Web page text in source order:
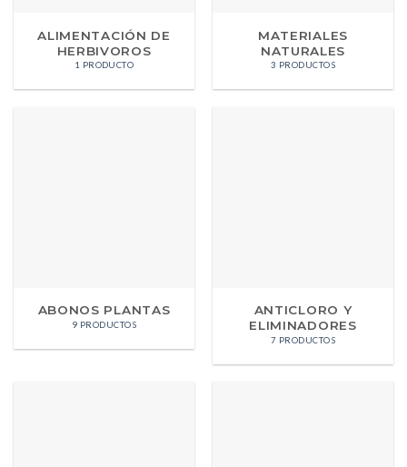
ALIMENTACIÓN DE
HERBIVOROS
1 PRODUCTO
MATERIALES
NATURALES
3 PRODUCTOS
ABONOS PLANTAS
9 PRODUCTOS
ANTICLORO Y
ELIMINADORES
7 PRODUCTOS